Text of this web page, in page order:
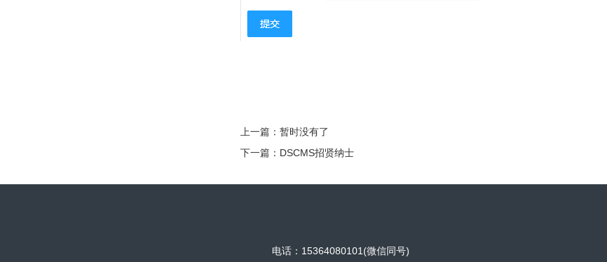
上一篇：暂时没有了
下一篇： DSCMS招贤纳士
电话：15364080101(微信同号)